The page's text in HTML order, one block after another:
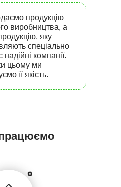
продукцію
виробництва, а
яку
спеціально
надійні компанії.
цьому ми
її якість.